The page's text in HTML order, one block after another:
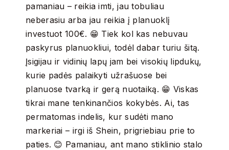
pamaniau – reikia imti, jau tobuliau
neberasiu arba jau reikia į planuoklį
investuot 100€. 😁 Tiek kol kas nebuvau
paskyrus planuokliui, todėl dabar turiu šitą.
Įsigijau ir vidinių lapų jam bei visokių lipdukų,
kurie padės palaikyti užrašuose bei
planuose tvarką ir gerą nuotaiką. 😁 Viskas
tikrai mane tenkinančios kokybės. Ai, tas
permatomas indelis, kur sudėti mano
markeriai – irgi iš Shein, prigriebiau prie to
paties. 😊 Pamaniau, ant mano stiklinio stalo